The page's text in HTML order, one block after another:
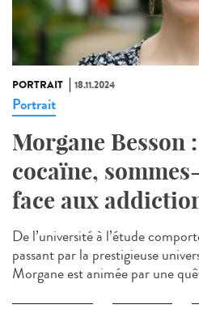
PORTRAIT 18.11.2024
Portrait
Morgane Besson
cocaïne,
face aux
De l’université à l’étude
passant par la prestigieuse
Morgane est animée par une